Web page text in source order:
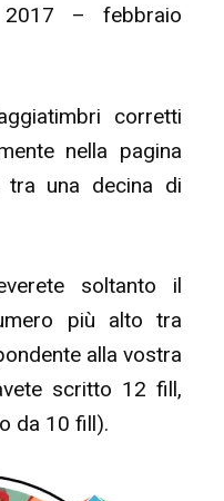
2017 – febbraio
corretti
nella pagina
tra una decina di
soltanto il
più alto tra
alla vostra
scritto 12 fill,
da 10 fill).